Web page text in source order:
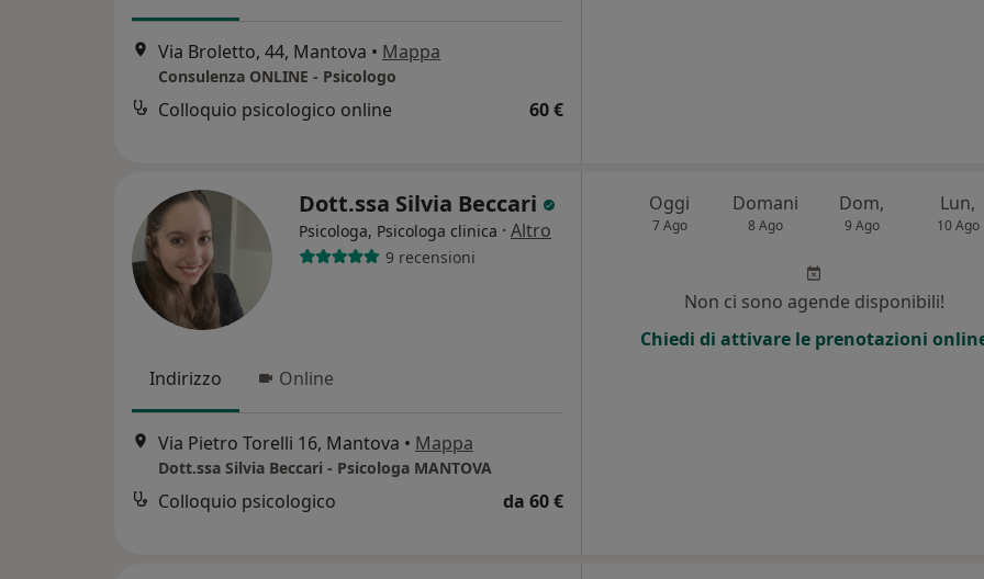
Via Broletto, 44, Mantova • Mappa
Consulenza ONLINE - Psicologo
Colloquio psicologico online 60 €
Dott.ssa Silvia Beccari
Psicologa, Psicologa clinica · Altro
9 recensioni
Indirizzo Online
Via Pietro Torelli 16, Mantova • Mappa
Dott.ssa Silvia Beccari - Psicologa MANTOVA
Colloquio psicologico da 60 €
Oggi
7 Ago
Domani
8 Ago
Dom,
9 Ago
Lun,
10 Ago
Non ci sono agende disponibili!
Chiedi di attivare le prenotazioni